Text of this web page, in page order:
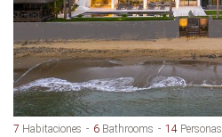
7 Habitaciones 6 Bathrooms 14 Personas